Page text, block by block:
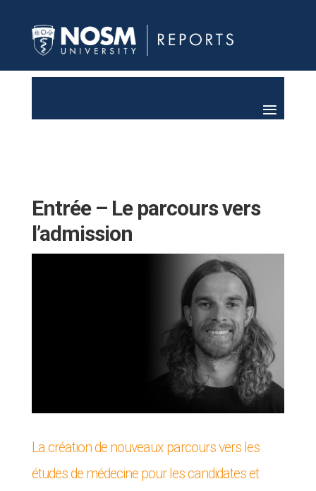
Entrée – Le parcours vers
l’admission
La création de nouveaux parcours vers les
études de médecine pour les candidates et